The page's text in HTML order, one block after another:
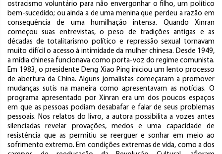
ostracismo voluntário para não envergonhar o filho, um político
bem-sucedido; ou ainda a de uma menina que perdeu a razão em
consequência de uma humilhação intensa. Quando Xinran
começou suas entrevistas, o peso de tradições antigas e as
décadas de totalitarismo político e repressão sexual tornavam
muito difícil o acesso à intimidade da mulher chinesa. Desde 1949,
a mídia chinesa funcionava como porta-voz do regime comunista.
Em 1983, o presidente Deng Xiao Ping iniciou um lento processo
de abertura da China. Alguns jornalistas começaram a promover
mudanças sutis na maneira como apresentavam as notícias. O
programa apresentado por Xinran era um dos poucos espaços
em que as pessoas podiam desabafar e falar de seus problemas
pessoais. Nos relatos do livro, a autora possibilita a vozes antes
silenciadas revelar provações, medos e uma capacidade de
resistência que as permitiu se reerguer e sonhar em meio ao
sofrimento extremo. Em condições extremas de vida, como a dos